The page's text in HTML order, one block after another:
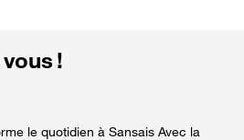
!
le quotidien à Sansais Avec la